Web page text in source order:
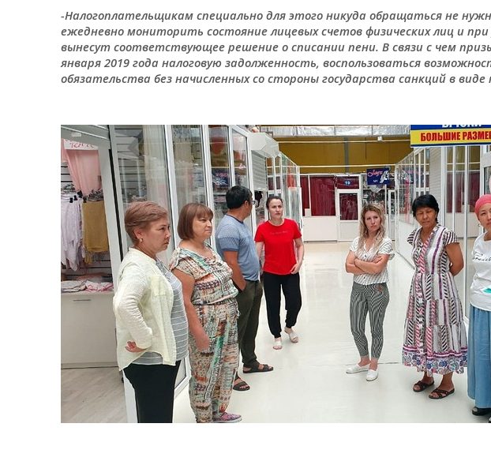
-Налогоплательщикам специально для этого никуда обращаться не
ежедневно мониторить состояние лицевых счетов физических лиц и
вынесут соответствующее решение о списании пени. В связи с чем
января 2019 года налоговую задолженность, воспользоваться
обязательства без начисленных со стороны государства санкций в виде